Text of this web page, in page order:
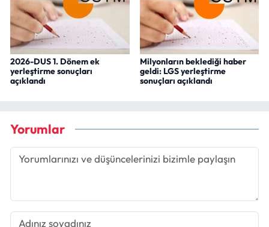
2026-DUS 1. Dönem ek
yerleştirme sonuçları
açıklandı
Milyonların beklediği haber
geldi: LGS yerleştirme
sonuçları açıklandı
Yorumlar